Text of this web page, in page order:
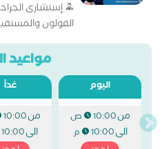
إستشارى
القولون
مواعيد
اليوم
من10:00 ص
الى10:00 م
غداً
من10:00 ص
الى10:00 م